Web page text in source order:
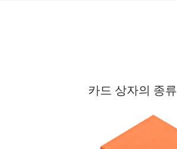
카드 상자의 종류